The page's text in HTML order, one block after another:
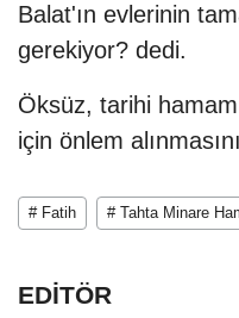
Balat'ın evlerinin
gerekiyor? dedi.
Öksüz, tarihi
için önlem
# Fatih # Tahta Minare
EDİTÖR